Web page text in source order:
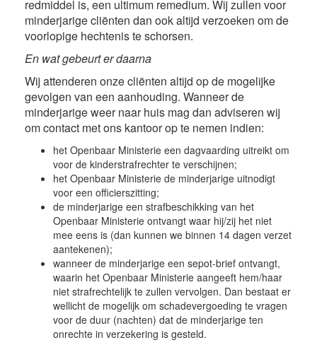
redmiddel is, een ultimum remedium. Wij zullen voor
minderjarige cliënten dan ook altijd verzoeken om de
voorlopige hechtenis te schorsen.
En wat gebeurt er daarna
Wij attenderen onze cliënten altijd op de mogelijke
gevolgen van een aanhouding. Wanneer de
minderjarige weer naar huis mag dan adviseren wij
om contact met ons kantoor op te nemen indien:
het Openbaar Ministerie een dagvaarding uitreikt om
voor de kinderstrafrechter te verschijnen;
het Openbaar Ministerie de minderjarige uitnodigt
voor een officierszitting;
de minderjarige een strafbeschikking van het
Openbaar Ministerie ontvangt waar hij/zij het niet
mee eens is (dan kunnen we binnen 14 dagen verzet
aantekenen);
wanneer de minderjarige een sepot-brief ontvangt,
waarin het Openbaar Ministerie aangeeft hem/haar
niet strafrechtelijk te zullen vervolgen. Dan bestaat er
wellicht de mogelijk om schadevergoeding te vragen
voor de duur (nachten) dat de minderjarige ten
onrechte in verzekering is gesteld.